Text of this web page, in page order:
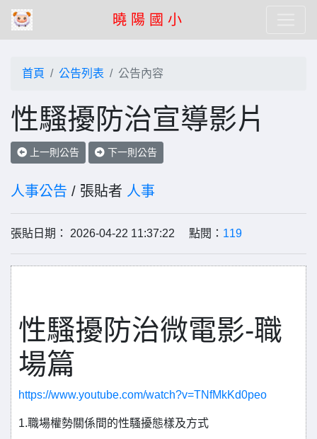
曉 陽 國 小
首頁 公告列表 公告內容
性騷擾防治宣導影片
上一則公告 下一則公告
人事公告 / 張貼者 人事
張貼日期： 2026-04-22 11:37:22 點閱： 119
性騷擾防治微電影-職
場篇
https://www.youtube.com/watch?v=TNfMkKd0peo
1.職場權勢關係間的性騷擾態樣及方式